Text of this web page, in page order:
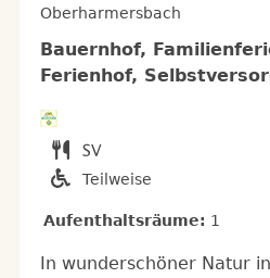
Oberharmersbach
Bauernhof,
Ferienhof,
Teilweise
Aufenthaltsräume: 1
In wunderschöner Natur